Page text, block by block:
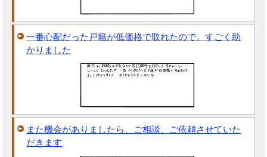
一番心配だった戸籍が低価格で取れたので、すごく助
かりました
また機会がありましたら、ご相談、ご依頼させていた
だきます